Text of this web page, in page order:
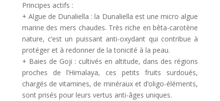
Principes actifs :
+ Algue de Dunaliella : la Dunaliella est une micro algue
marine des mers chaudes. Très riche en bêta-carotène
nature, c’est un puissant anti-oxydant qui contribue à
protéger et à redonner de la tonicité à la peau.
+ Baies de Goji : cultivés en altitude, dans des régions
proches de l’Himalaya, ces petits fruits surdoués,
chargés de vitamines, de minéraux et d’oligo-éléments,
sont prisés pour leurs vertus anti-âges uniques.